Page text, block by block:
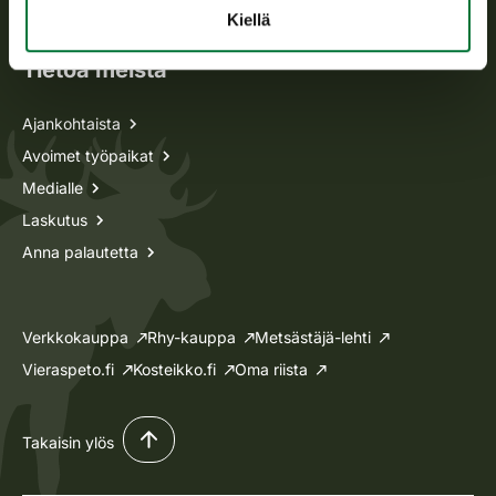
Kiellä
Tietoa meistä
Ajankohtaista
Avoimet työpaikat
Medialle
Laskutus
Anna palautetta
Verkkokauppa Rhy-kauppa
Metsästäjä-lehti
Vieraspeto.fi
Kosteikko.fi Oma riista
Takaisin ylös